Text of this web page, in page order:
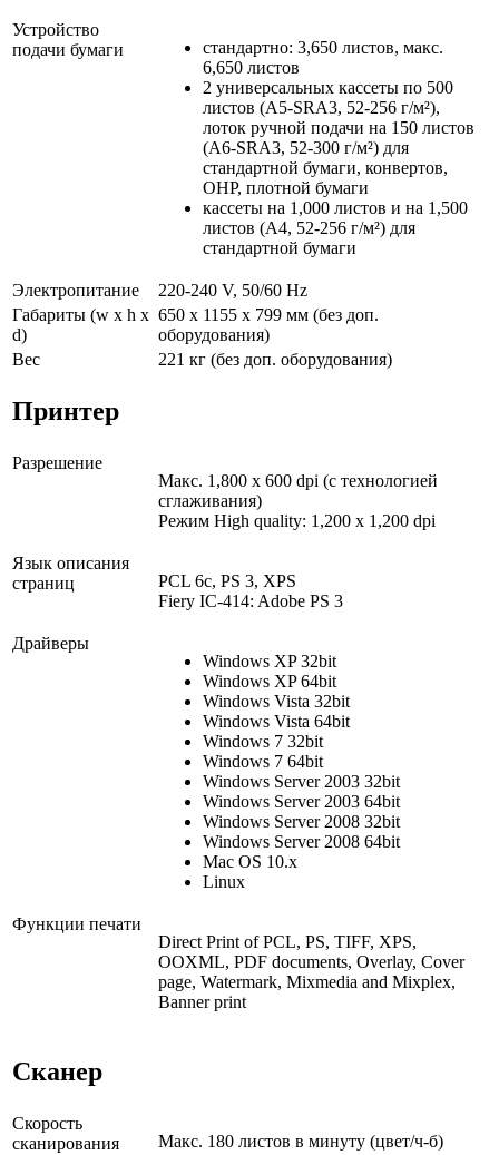
Устройство
подачи бумаги
стандартно: 3,650 листов, макс.
6,650 листов
2 универсальных кассеты по 500
листов (A5-SRA3, 52-256 г/м²),
лоток ручной подачи на 150 листов
(A6-SRA3, 52-300 г/м²) для
стандартной бумаги, конвертов,
OHP, плотной бумаги
кассеты на 1,000 листов и на 1,500
листов (A4, 52-256 г/м²) для
стандартной бумаги
Электропитание
220-240 V, 50/60 Hz
Габариты (w x h x
d)
650 x 1155 x 799 мм (без доп.
оборудования)
Вес
221 кг (без доп. оборудования)
Принтер
Разрешение
Макс. 1,800 x 600 dpi (с технологией
сглаживания)
Режим High quality: 1,200 x 1,200 dpi
Язык описания
страниц
PCL 6c, PS 3, XPS
Fiery IC-414: Adobe PS 3
Драйверы
Windows XP 32bit
Windows XP 64bit
Windows Vista 32bit
Windows Vista 64bit
Windows 7 32bit
Windows 7 64bit
Windows Server 2003 32bit
Windows Server 2003 64bit
Windows Server 2008 32bit
Windows Server 2008 64bit
Mac OS 10.x
Linux
Функции печати
Direct Print of PCL, PS, TIFF, XPS,
OOXML, PDF documents, Overlay, Cover
page, Watermark, Mixmedia and Mixplex,
Banner print
Сканер
Скорость
сканирования
Макс. 180 листов в минуту (цвет/ч-б)